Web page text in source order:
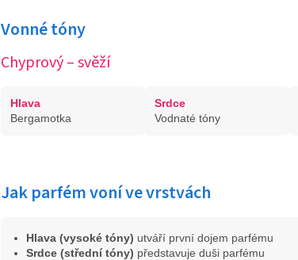
Vonné tóny
Chyprový – svěží
Hlava
Bergamotka
Srdce
Vodnaté tóny
Jak parfém voní ve vrstvách
Hlava (vysoké tóny) utváří první dojem parfému
Srdce (střední tóny) představuje duši parfému